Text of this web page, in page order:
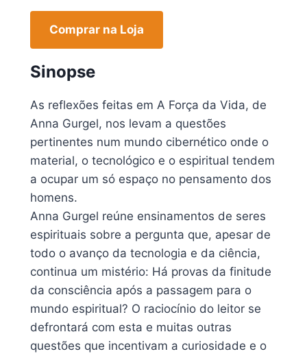
Comprar na Loja
Sinopse
As reflexões feitas em A Força da Vida, de
Anna Gurgel, nos levam a questões
pertinentes num mundo cibernético onde o
material, o tecnológico e o espiritual tendem
a ocupar um só espaço no pensamento dos
homens.
Anna Gurgel reúne ensinamentos de seres
espirituais sobre a pergunta que, apesar de
todo o avanço da tecnologia e da ciência,
continua um mistério: Há provas da finitude
da consciência após a passagem para o
mundo espiritual? O raciocínio do leitor se
defrontará com esta e muitas outras
questões que incentivam a curiosidade e o